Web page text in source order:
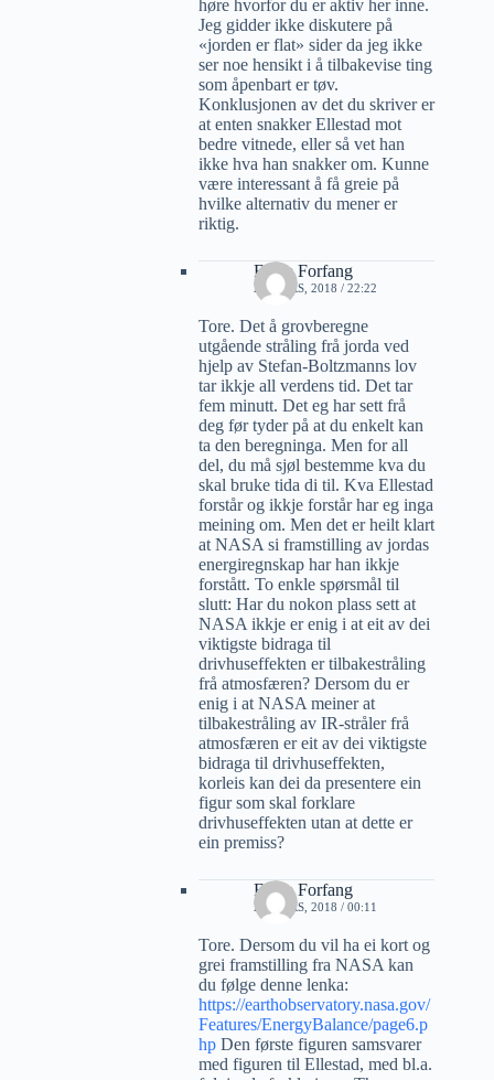
høre hvorfor du er aktiv her inne.
Jeg gidder ikke diskutere på
«jorden er flat» sider da jeg ikke
ser noe hensikt i å tilbakevise ting
som åpenbart er tøv.
Konklusjonen av det du skriver er
at enten snakker Ellestad mot
bedre vitnede, eller så vet han
ikke hva han snakker om. Kunne
være interessant å få greie på
hvilke alternativ du mener er
riktig.
Folke Forfang
21 MARS, 2018 / 22:22
Tore. Det å grovberegne
utgående stråling frå jorda ved
hjelp av Stefan-Boltzmanns lov
tar ikkje all verdens tid. Det tar
fem minutt. Det eg har sett frå
deg før tyder på at du enkelt kan
ta den beregninga. Men for all
del, du må sjøl bestemme kva du
skal bruke tida di til. Kva Ellestad
forstår og ikkje forstår har eg inga
meining om. Men det er heilt klart
at NASA si framstilling av jordas
energiregnskap har han ikkje
forstått. To enkle spørsmål til
slutt: Har du nokon plass sett at
NASA ikkje er enig i at eit av dei
viktigste bidraga til
drivhuseffekten er tilbakestråling
frå atmosfæren? Dersom du er
enig i at NASA meiner at
tilbakestråling av IR-stråler frå
atmosfæren er eit av dei viktigste
bidraga til drivhuseffekten,
korleis kan dei da presentere ein
figur som skal forklare
drivhuseffekten utan at dette er
ein premiss?
Folke Forfang
22 MARS, 2018 / 00:11
Tore. Dersom du vil ha ei kort og
grei framstilling fra NASA kan
du følge denne lenka:
https://earthobservatory.nasa.gov/
Features/EnergyBalance/page6.p
hp Den første figuren samsvarer
med figuren til Ellestad, med bl.a.